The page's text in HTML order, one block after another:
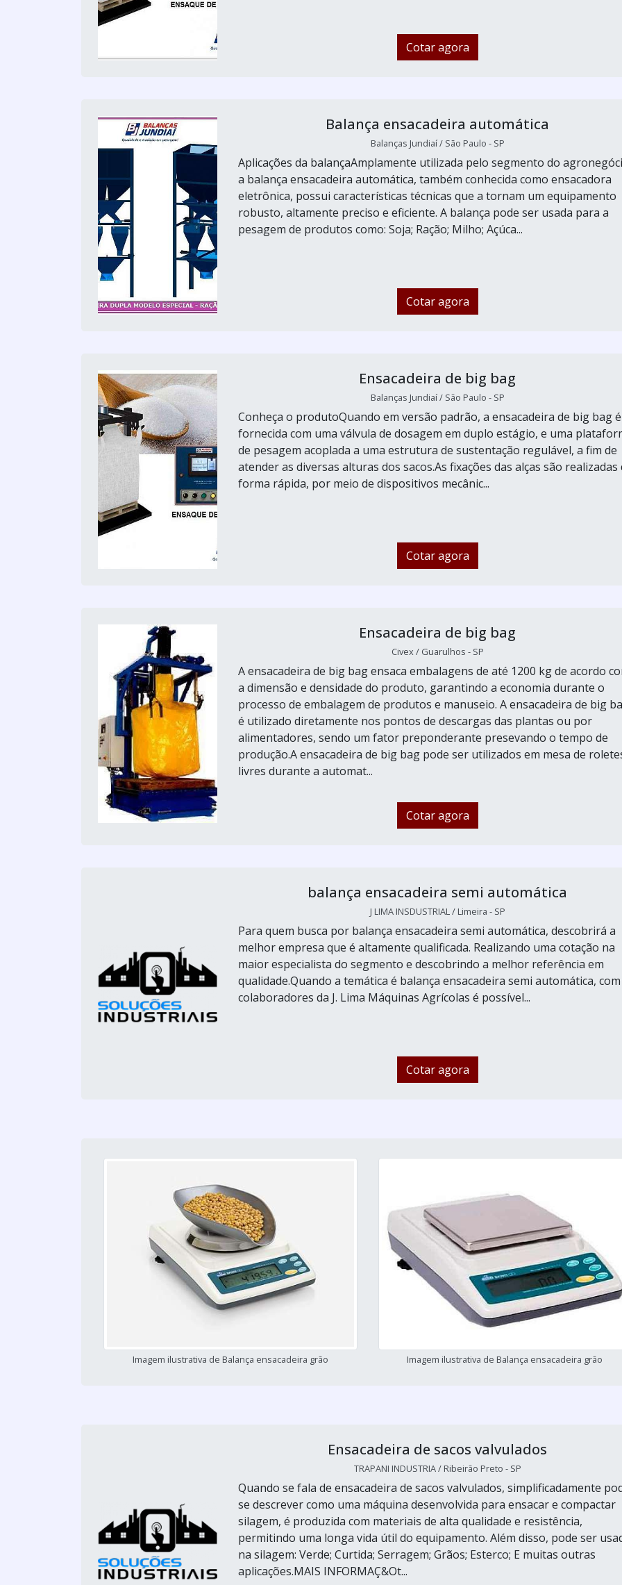
Cotar agora
Balança ensacadeira automática
Balanças Jundiaí / São Paulo - SP
Aplicações da balançaAmplamente utilizada pelo segmento do
a balança ensacadeira automática, também conhecida como ensacadora
eletrônica, possui características técnicas que a tornam um equipamento
robusto, altamente preciso e eficiente. A balança pode ser usada para a
pesagem de produtos como: Soja; Ração; Milho; Açúca...
Cotar agora
Ensacadeira de big bag
Balanças Jundiaí / São Paulo - SP
Conheça o produtoQuando em versão padrão, a ensacadeira de big bag é
fornecida com uma válvula de dosagem em duplo estágio, e uma
de pesagem acoplada a uma estrutura de sustentação regulável, a fim de
atender as diversas alturas dos sacos.As fixações das alças são realizadas
forma rápida, por meio de dispositivos mecânic...
Cotar agora
Ensacadeira de big bag
Civex / Guarulhos - SP
A ensacadeira de big bag ensaca embalagens de até 1200 kg de acordo
a dimensão e densidade do produto, garantindo a economia durante o
processo de embalagem de produtos e manuseio. A ensacadeira de big
é utilizado diretamente nos pontos de descargas das plantas ou por
alimentadores, sendo um fator preponderante presevando o tempo de
produção.A ensacadeira de big bag pode ser utilizados em mesa de
livres durante a automat...
Cotar agora
balança ensacadeira semi automática
J LIMA INSDUSTRIAL / Limeira - SP
Para quem busca por balança ensacadeira semi automática, descobrirá a
melhor empresa que é altamente qualificada. Realizando uma cotação na
maior especialista do segmento e descobrindo a melhor referência em
qualidade.Quando a temática é balança ensacadeira semi automática,
colaboradores da J. Lima Máquinas Agrícolas é possível...
Cotar agora
Imagem ilustrativa de Balança ensacadeira grão Imagem ilustrativa de Balança ensacadeira grão
Ensacadeira de sacos valvulados
TRAPANI INDUSTRIA / Ribeirão Preto - SP
Quando se fala de ensacadeira de sacos valvulados, simplificadamente
se descrever como uma máquina desenvolvida para ensacar e compactar
silagem, é produzida com materiais de alta qualidade e resistência,
permitindo uma longa vida útil do equipamento. Além disso, pode ser
na silagem: Verde; Curtida; Serragem; Grãos; Esterco; E muitas outras
aplicações.MAIS INFORMAÇ&Ot...